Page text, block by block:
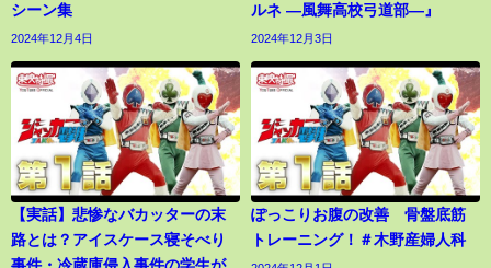
シーン集
2024年12月4日
ルネ ―風舞高校弓道部―』
2024年12月3日
【実話】悲惨なバカッターの末
路とは？アイスケース寝そべり
事件・冷蔵庫侵入事件の学生が
ぽっこりお腹の改善 骨盤底筋
トレーニング！＃木野産婦人科